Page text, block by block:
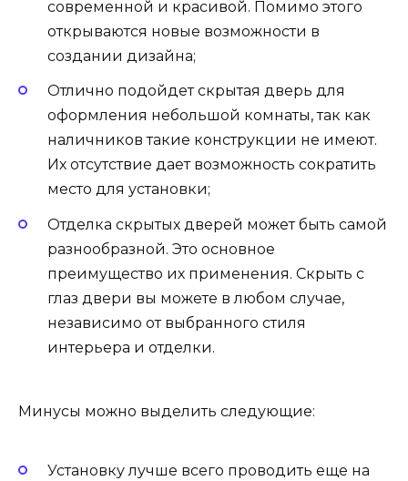
современной и красивой. Помимо этого
открываются новые возможности в
создании дизайна;
Отлично подойдет скрытая дверь для
оформления небольшой комнаты, так как
наличников такие конструкции не имеют.
Их отсутствие дает возможность сократить
место для установки;
Отделка скрытых дверей может быть самой
разнообразной. Это основное
преимущество их применения. Скрыть с
глаз двери вы можете в любом случае,
независимо от выбранного стиля
интерьера и отделки.
Минусы можно выделить следующие:
Установку лучше всего проводить еще на